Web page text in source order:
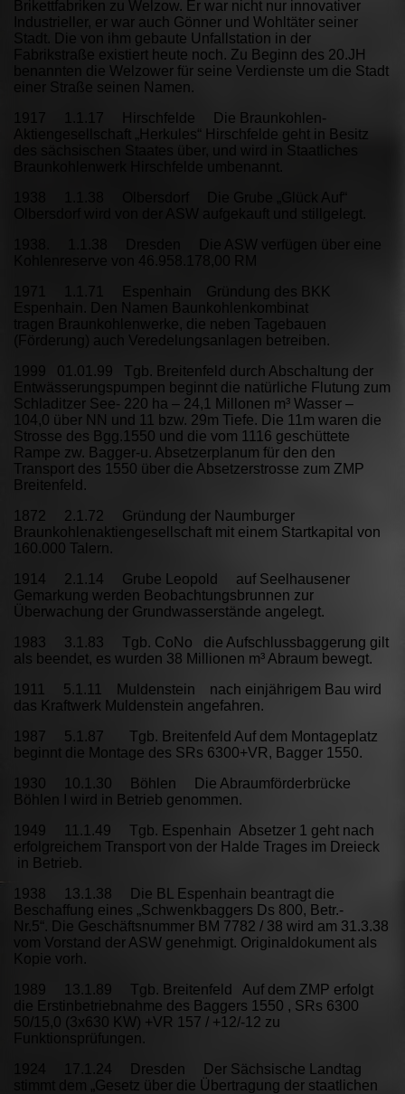
Brikettfabriken zu Welzow. Er war nicht nur innovativer
Industrieller, er war auch Gönner und Wohltäter seiner
Stadt. Die von ihm gebaute Unfallstation in der
Fabrikstraße existiert heute noch. Zu Beginn des 20.JH
benannten die Welzower für seine Verdienste um die Stadt
einer Straße seinen Namen.
1917 1.1.17 Hirschfelde Die Braunkohlen-
Aktiengesellschaft „Herkules“ Hirschfelde geht in Besitz
des sächsischen Staates über, und wird in Staatliches
1938 1.1.38 Olbersdorf Die Grube „Glück Auf“
Olbersdorf wird von der ASW aufgekauft und stillgelegt.
1938. 1.1.38 Dresden Die ASW verfügen über eine
1971 1.1.71 Espenhain Gründung des BKK
Espenhain. Den Namen Baunkohlenkombinat
tragen Braunkohlenwerke, die neben Tagebauen
(Förderung) auch Veredelungsanlagen betreiben.
1999 01.01.99 Tgb. Breitenfeld durch Abschaltung der
Entwässerungspumpen beginnt die natürliche Flutung zum
Schladitzer See- 220 ha – 24,1 Millonen m³ Wasser –
104,0 über NN und 11 bzw. 29m Tiefe. Die 11m waren die
Strosse des Bgg.1550 und die vom 1116 geschüttete
Rampe zw. Bagger-u. Absetzerplanum für den den
Transport des 1550 über die Absetzerstrosse zum ZMP
Breitenfeld.
1872 2.1.72 Gründung der Naumburger
Braunkohlenaktiengesellschaft mit einem Startkapital von
160.000 Talern.
1914 2.1.14 Grube Leopold auf Seelhausener
Gemarkung werden Beobachtungsbrunnen zur
Überwachung der Grundwasserstände angelegt.
1983 3.1.83 Tgb. CoNo die Aufschlussbaggerung gilt
als beendet, es wurden 38 Millionen m³ Abraum bewegt.
1911 5.1.11 Muldenstein nach einjährigem Bau wird
das Kraftwerk Muldenstein angefahren.
1987 5.1.87 Tgb. Breitenfeld Auf dem Montageplatz
beginnt die Montage des SRs 6300+VR, Bagger 1550.
1930 10.1.30 Böhlen Die Abraumförderbrücke
Böhlen I wird in Betrieb genommen.
1949 11.1.49 Tgb. Espenhain Absetzer 1 geht nach
erfolgreichem Transport von der Halde Trages im Dreieck
in Betrieb.
1938 13.1.38 Die BL Espenhain beantragt die
Beschaffung eines „Schwenkbaggers Ds 800, Betr.-
Nr.5“. Die Geschäftsnummer BM 7782 / 38 wird am 31.3.38
vom Vorstand der ASW genehmigt. Originaldokument als
Kopie vorh.
1989 13.1.89 Tgb. Breitenfeld Auf dem ZMP erfolgt
die Erstinbetriebnahme des Baggers 1550 , SRs 6300
50/15,0 (3x630 KW) +VR 157 / +12/-12 zu
Funktionsprüfungen.
1924 17.1.24 Dresden Der Sächsische Landtag
stimmt dem „Gesetz über die Übertragung der staatlichen